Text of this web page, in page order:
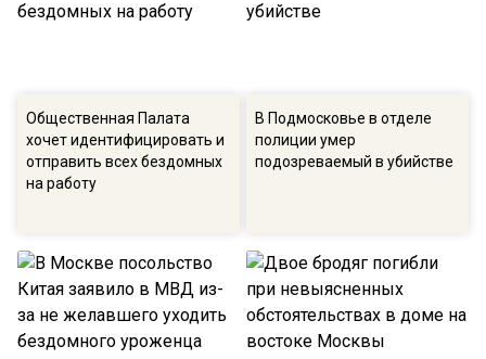
Общественная Палата
хочет идентифицировать и
отправить всех бездомных
на работу
В Подмосковье в отделе
полиции умер
подозреваемый в убийстве